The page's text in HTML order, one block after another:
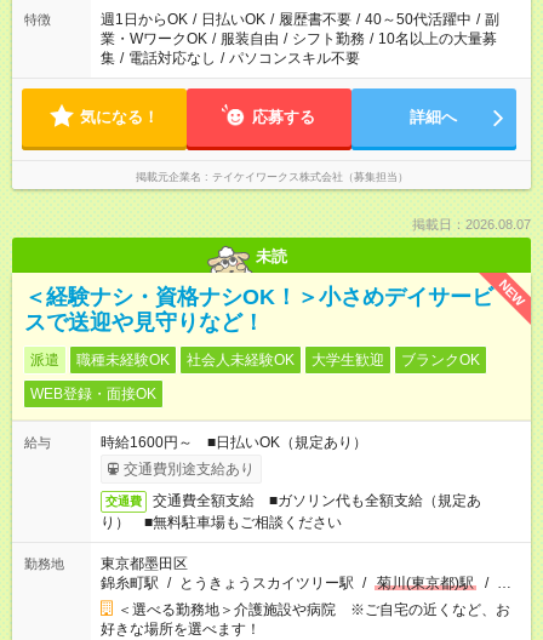
特徴 週1日からOK / 日払いOK / 履歴書不要 / 40～50代活躍中 / 副
業・WワークOK / 服装自由 / シフト勤務 / 10名以上の大量募
集 / 電話対応なし / パソコンスキル不要
気になる！ 応募する 詳細へ
掲載元企業名 テイケイワークス株式会社（募集担当）
掲載日：2026.08.07
未読
NEW
＜経験ナシ・資格ナシOK！＞小さめデイサービ
スで送迎や見守りなど！
派遣 職種未経験OK 社会人未経験OK 大学生歓迎
ブランクOK
WEB登録・面接OK
給与
時給1600円～ ■日払いOK（規定あり）
交通費別途支給あり
交通費
交通費全額支給 ■ガソリン代も全額支給（規定あ
り） ■無料駐車場もご相談ください
勤務地
東京都墨田区
錦糸町駅 / とうきょうスカイツリー駅 / 菊川(東京都)駅 / …
＜選べる勤務地＞介護施設や病院 ※ご自宅の近くなど、お
好きな場所を選べます！